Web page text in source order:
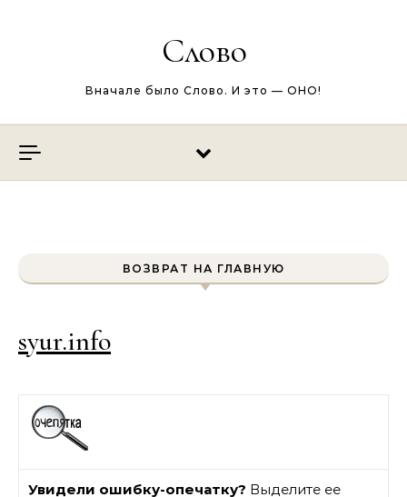
Слово
Вначале было Слово. И это — ОНО!
ВОЗВРАТ НА ГЛАВНУЮ
syur.info
Увидели ошибку-опечатку? Выделите ее